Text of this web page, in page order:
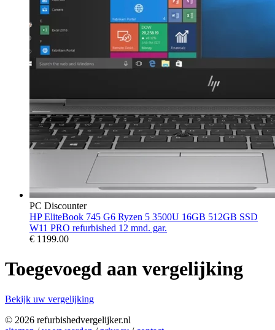
PC Discounter
HP EliteBook 745 G6 Ryzen 5 3500U 16GB 512GB SSD
W11 PRO refurbished 12 mnd. gar.
€ 1199.00
Toegevoegd aan vergelijking
Bekijk uw vergelijking
© 2026 refurbishedvergelijker.nl